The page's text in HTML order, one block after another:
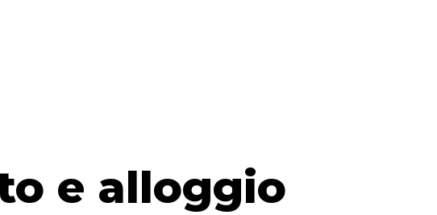
e alloggio